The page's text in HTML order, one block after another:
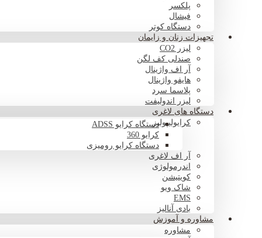
پلکسر
فیشال
دستگاه کوتر
تجهیزات زنان و زایمان
لیزر CO2
صندلی کف لگن
آر اف واژینال
هایفو واژینال
پلاسما سرد
لیزر اندولیفت
دستگاه های لاغری
کرایولیپولیزدستگاه کرایو ADSS
کرایو 360
دستگاه کرایو رومیزی
آر اف لاغری
اندرمولوژی
کویتیشن
شاک ویو
EMS
بادی آنالیز
مشاوره و آموزش
مشاوره